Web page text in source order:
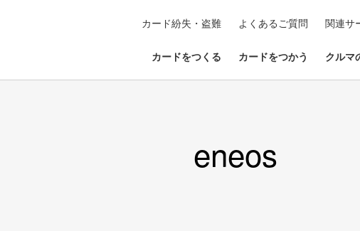
カード紛失・盗難 よくあるご質問 関連サ
カードをつくる カードをつかう クルマ
eneos